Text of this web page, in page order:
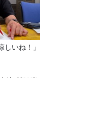
しいね！」
by